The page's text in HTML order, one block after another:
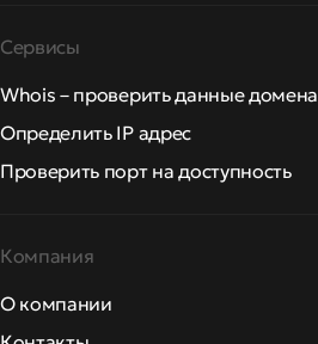
Сервисы
Whois – проверить данные домена
Определить IP адрес
Проверить порт на доступность
Компания
О компании